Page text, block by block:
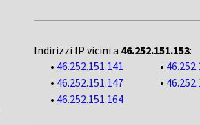
Indirizzi IP vicini a 46.252.151.153:
• 46.252.151.141 •
• 46.252.151.147 •
• 46.252.151.164